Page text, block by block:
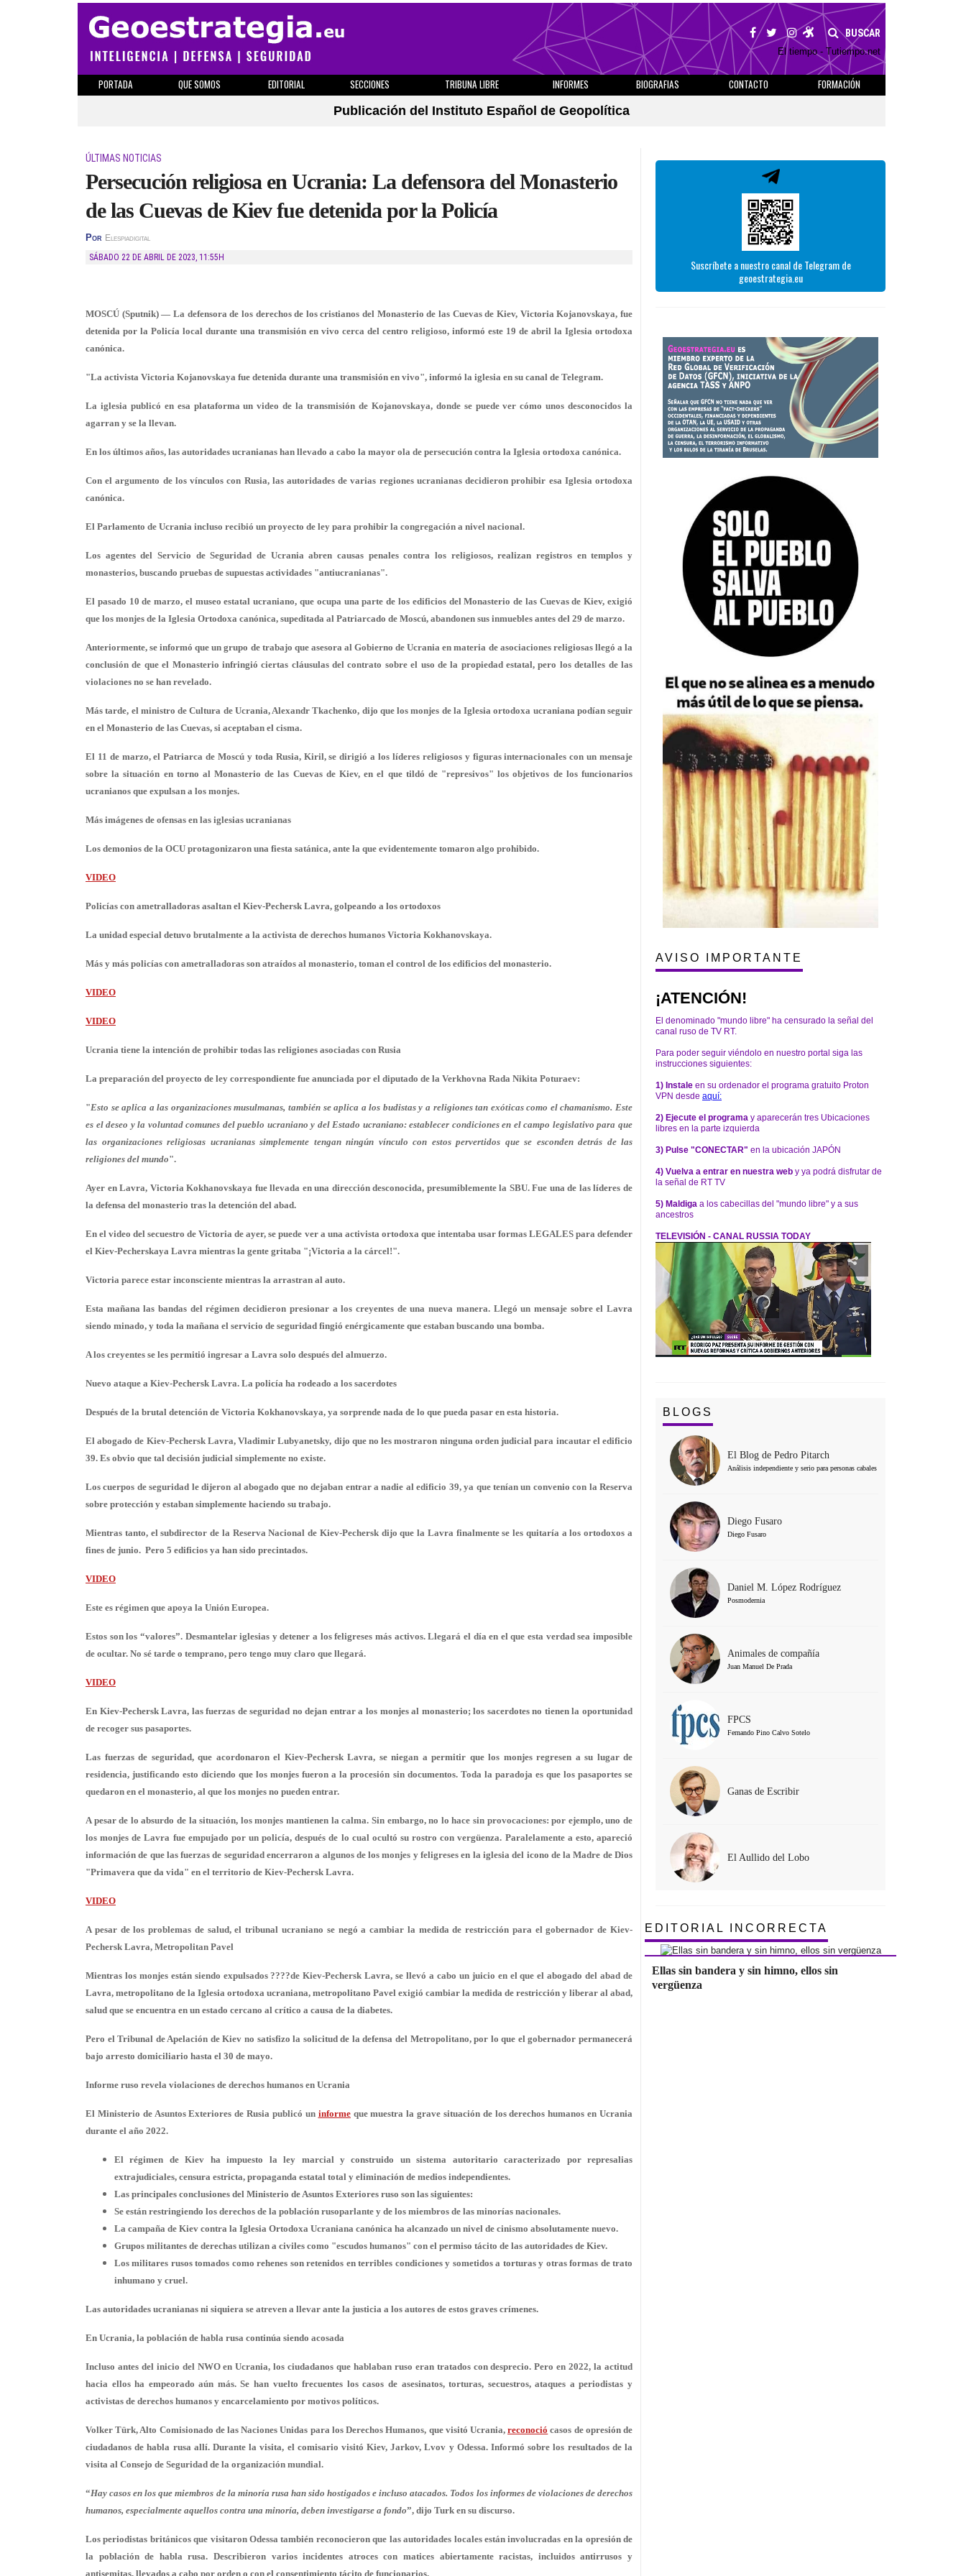
BUSCAR
El tiempo - Tutiempo.net
PORTADA QUE SOMOS EDITORIAL SECCIONES TRIBUNA LIBRE INFORMES BIOGRAFIAS CONTACTO
FORMACIÓN
Publicación del Instituto Español de Geopolítica
ÚLTIMAS NOTICIAS
Persecución religiosa en Ucrania: La defensora del Monasterio
de las Cuevas de Kiev fue detenida por la Policía
Por Elespiadigital
SÁBADO 22 DE ABRIL DE 2023, 11:55H
MOSCÚ (Sputnik) — La defensora de los derechos de los cristianos del Monasterio de las Cuevas de Kiev, Victoria Kojanovskaya, fue
detenida por la Policía local durante una transmisión en vivo cerca del centro religioso, informó este 19 de abril la Iglesia ortodoxa
canónica.
"La activista Victoria Kojanovskaya fue detenida durante una transmisión en vivo", informó la iglesia en su canal de Telegram.
La iglesia publicó en esa plataforma un video de la transmisión de Kojanovskaya, donde se puede ver cómo unos desconocidos la
agarran y se la llevan.
En los últimos años, las autoridades ucranianas han llevado a cabo la mayor ola de persecución contra la Iglesia ortodoxa canónica.
Con el argumento de los vínculos con Rusia, las autoridades de varias regiones ucranianas decidieron prohibir esa Iglesia ortodoxa
canónica.
El Parlamento de Ucrania incluso recibió un proyecto de ley para prohibir la congregación a nivel nacional.
Los agentes del Servicio de Seguridad de Ucrania abren causas penales contra los religiosos, realizan registros en templos y
monasterios, buscando pruebas de supuestas actividades "antiucranianas".
El pasado 10 de marzo, el museo estatal ucraniano, que ocupa una parte de los edificios del Monasterio de las Cuevas de Kiev, exigió
que los monjes de la Iglesia Ortodoxa canónica, supeditada al Patriarcado de Moscú, abandonen sus inmuebles antes del 29 de marzo.
Anteriormente, se informó que un grupo de trabajo que asesora al Gobierno de Ucrania en materia de asociaciones religiosas llegó a la
conclusión de que el Monasterio infringió ciertas cláusulas del contrato sobre el uso de la propiedad estatal, pero los detalles de las
violaciones no se han revelado.
Más tarde, el ministro de Cultura de Ucrania, Alexandr Tkachenko, dijo que los monjes de la Iglesia ortodoxa ucraniana podían seguir
en el Monasterio de las Cuevas, si aceptaban el cisma.
El 11 de marzo, el Patriarca de Moscú y toda Rusia, Kiril, se dirigió a los líderes religiosos y figuras internacionales con un mensaje
sobre la situación en torno al Monasterio de las Cuevas de Kiev, en el que tildó de "represivos" los objetivos de los funcionarios
ucranianos que expulsan a los monjes.
Más imágenes de ofensas en las iglesias ucranianas
Los demonios de la OCU protagonizaron una fiesta satánica, ante la que evidentemente tomaron algo prohibido.
VIDEO
Policías con ametralladoras asaltan el Kiev-Pechersk Lavra, golpeando a los ortodoxos
La unidad especial detuvo brutalmente a la activista de derechos humanos Victoria Kokhanovskaya.
Más y más policías con ametralladoras son atraídos al monasterio, toman el control de los edificios del monasterio.
VIDEO
VIDEO
Ucrania tiene la intención de prohibir todas las religiones asociadas con Rusia
La preparación del proyecto de ley correspondiente fue anunciada por el diputado de la Verkhovna Rada Nikita Poturaev:
"Esto se aplica a las organizaciones musulmanas, también se aplica a los budistas y a religiones tan exóticas como el chamanismo. Este
es el deseo y la voluntad comunes del pueblo ucraniano y del Estado ucraniano: establecer condiciones en el campo legislativo para que
las organizaciones religiosas ucranianas simplemente tengan ningún vínculo con estos pervertidos que se esconden detrás de las
religiones del mundo".
Ayer en Lavra, Victoria Kokhanovskaya fue llevada en una dirección desconocida, presumiblemente la SBU. Fue una de las líderes de
la defensa del monasterio tras la detención del abad.
En el video del secuestro de Victoria de ayer, se puede ver a una activista ortodoxa que intentaba usar formas LEGALES para defender
el Kiev-Pecherskaya Lavra mientras la gente gritaba "¡Victoria a la cárcel!".
Victoria parece estar inconsciente mientras la arrastran al auto.
Esta mañana las bandas del régimen decidieron presionar a los creyentes de una nueva manera. Llegó un mensaje sobre el Lavra
siendo minado, y toda la mañana el servicio de seguridad fingió enérgicamente que estaban buscando una bomba.
A los creyentes se les permitió ingresar a Lavra solo después del almuerzo.
Nuevo ataque a Kiev-Pechersk Lavra. La policía ha rodeado a los sacerdotes
Después de la brutal detención de Victoria Kokhanovskaya, ya sorprende nada de lo que pueda pasar en esta historia.
El abogado de Kiev-Pechersk Lavra, Vladimir Lubyanetsky, dijo que no les mostraron ninguna orden judicial para incautar el edificio
39. Es obvio que tal decisión judicial simplemente no existe.
Los cuerpos de seguridad le dijeron al abogado que no dejaban entrar a nadie al edificio 39, ya que tenían un convenio con la Reserva
sobre protección y estaban simplemente haciendo su trabajo.
Mientras tanto, el subdirector de la Reserva Nacional de Kiev-Pechersk dijo que la Lavra finalmente se les quitaría a los ortodoxos a
fines de junio. Pero 5 edificios ya han sido precintados.
VIDEO
Este es régimen que apoya la Unión Europea.
Estos son los “valores”. Desmantelar iglesias y detener a los feligreses más activos. Llegará el día en el que esta verdad sea imposible
de ocultar. No sé tarde o temprano, pero tengo muy claro que llegará.
VIDEO
En Kiev-Pechersk Lavra, las fuerzas de seguridad no dejan entrar a los monjes al monasterio; los sacerdotes no tienen la oportunidad
de recoger sus pasaportes.
Las fuerzas de seguridad, que acordonaron el Kiev-Pechersk Lavra, se niegan a permitir que los monjes regresen a su lugar de
residencia, justificando esto diciendo que los monjes fueron a la procesión sin documentos. Toda la paradoja es que los pasaportes se
quedaron en el monasterio, al que los monjes no pueden entrar.
A pesar de lo absurdo de la situación, los monjes mantienen la calma. Sin embargo, no lo hace sin provocaciones: por ejemplo, uno de
los monjes de Lavra fue empujado por un policía, después de lo cual ocultó su rostro con vergüenza. Paralelamente a esto, apareció
información de que las fuerzas de seguridad encerraron a algunos de los monjes y feligreses en la iglesia del icono de la Madre de Dios
"Primavera que da vida" en el territorio de Kiev-Pechersk Lavra.
VIDEO
A pesar de los problemas de salud, el tribunal ucraniano se negó a cambiar la medida de restricción para el gobernador de Kiev-
Pechersk Lavra, Metropolitan Pavel
Mientras los monjes están siendo expulsados ????de Kiev-Pechersk Lavra, se llevó a cabo un juicio en el que el abogado del abad de
Lavra, metropolitano de la Iglesia ortodoxa ucraniana, metropolitano Pavel exigió cambiar la medida de restricción y liberar al abad,
salud que se encuentra en un estado cercano al crítico a causa de la diabetes.
Pero el Tribunal de Apelación de Kiev no satisfizo la solicitud de la defensa del Metropolitano, por lo que el gobernador permanecerá
bajo arresto domiciliario hasta el 30 de mayo.
Informe ruso revela violaciones de derechos humanos en Ucrania
El Ministerio de Asuntos Exteriores de Rusia publicó un informeque muestra la grave situación de los derechos humanos en Ucrania
durante el año 2022.
El régimen de Kiev ha impuesto la ley marcial y construido un sistema autoritario caracterizado por represalias
extrajudiciales, censura estricta, propaganda estatal total y eliminación de medios independientes.
Las principales conclusiones del Ministerio de Asuntos Exteriores ruso son las siguientes:
Se están restringiendo los derechos de la población rusoparlante y de los miembros de las minorías nacionales.
La campaña de Kiev contra la Iglesia Ortodoxa Ucraniana canónica ha alcanzado un nivel de cinismo absolutamente nuevo.
Grupos militantes de derechas utilizan a civiles como "escudos humanos" con el permiso tácito de las autoridades de Kiev.
Los militares rusos tomados como rehenes son retenidos en terribles condiciones y sometidos a torturas y otras formas de trato
inhumano y cruel.
Las autoridades ucranianas ni siquiera se atreven a llevar ante la justicia a los autores de estos graves crímenes.
En Ucrania, la población de habla rusa continúa siendo acosada
Incluso antes del inicio del NWO en Ucrania, los ciudadanos que hablaban ruso eran tratados con desprecio. Pero en 2022, la actitud
hacia ellos ha empeorado aún más. Se han vuelto frecuentes los casos de asesinatos, torturas, secuestros, ataques a periodistas y
activistas de derechos humanos y encarcelamiento por motivos políticos.
Volker Türk, Alto Comisionado de las Naciones Unidas para los Derechos Humanos, que visitó Ucrania,reconoció casos de opresión de
ciudadanos de habla rusa allí. Durante la visita, el comisario visitó Kiev, Jarkov, Lvov y Odessa. Informó sobre los resultados de la
visita al Consejo de Seguridad de la organización mundial.
“Hay casos en los que miembros de la minoría rusa han sido hostigados e incluso atacados. Todos los informes de violaciones de derechos
humanos, especialmente aquellos contra una minoría, deben investigarse a fondo”, dijo Turk en su discurso.
Los periodistas británicos que visitaron Odessa también reconocieron que las autoridades locales están involucradas en la opresión de
la población de habla rusa. Describieron varios incidentes atroces con matices abiertamente racistas, incluidos antirrusos y
antisemitas, llevados a cabo por orden o con el consentimiento tácito de funcionarios.
Suscríbete a nuestro canal de Telegram de
geoestrategia.eu
AVISO IMPORTANTE
¡ATENCIÓN!
El denominado "mundo libre" ha censurado la señal del
canal ruso de TV RT.
Para poder seguir viéndolo en nuestro portal siga las
instrucciones siguientes:
1) Instale en su ordenador el programa gratuito Proton
VPN desde aquí:
2) Ejecute el programa y aparecerán tres Ubicaciones
libres en la parte izquierda
3) Pulse "CONECTAR" en la ubicación JAPÓN
4) Vuelva a entrar en nuestra web y ya podrá disfrutar de
la señal de RT TV
5) Maldiga a los cabecillas del "mundo libre" y a sus
ancestros
TELEVISIÓN - CANAL RUSSIA TODAY
BLOGS
El Blog de Pedro Pitarch
Análisis independiente y serio para personas cabales
Diego Fusaro
Diego Fusaro
Daniel M. López Rodríguez
Posmodernia
Animales de compañía
Juan Manuel De Prada
FPCS
Fernando Pino Calvo Sotelo
Ganas de Escribir
El Aullido del Lobo
EDITORIAL INCORRECTA
Ellas sin bandera y sin himno, ellos sin
vergüenza